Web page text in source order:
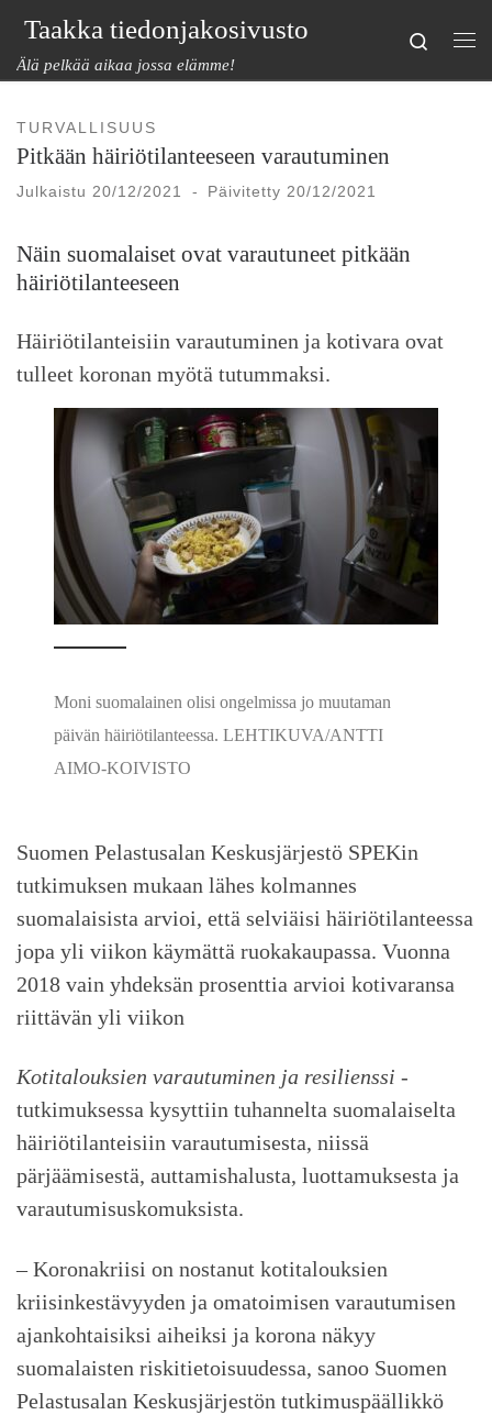
Skip to content
Taakka tiedonjakosivusto
Älä pelkää aikaa jossa elämme!
Search
TURVALLISUUS
Pitkään häiriötilanteeseen varautuminen
Julkaistu 20/12/2021 - Päivitetty 20/12/2021
Näin suomalaiset ovat varautuneet pitkään
häiriötilanteeseen
Häiriötilanteisiin varautuminen ja kotivara ovat
tulleet koronan myötä tutummaksi.
Moni suomalainen olisi ongelmissa jo muutaman
päivän häiriötilanteessa. LEHTIKUVA/ANTTI
AIMO-KOIVISTO
Suomen Pelastusalan Keskusjärjestö SPEKin
tutkimuksen mukaan lähes kolmannes
suomalaisista arvioi, että selviäisi häiriötilanteessa
jopa yli viikon käymättä ruokakaupassa. Vuonna
2018 vain yhdeksän prosenttia arvioi kotivaransa
riittävän yli viikon
Kotitalouksien varautuminen ja resilienssi -
tutkimuksessa kysyttiin tuhannelta suomalaiselta
häiriötilanteisiin varautumisesta, niissä
pärjäämisestä, auttamishalusta, luottamuksesta ja
varautumisuskomuksista.
– Koronakriisi on nostanut kotitalouksien
kriisinkestävyyden ja omatoimisen varautumisen
ajankohtaisiksi aiheiksi ja korona näkyy
suomalaisten riskitietoisuudessa, sanoo Suomen
Pelastusalan Keskusjärjestön tutkimuspäällikkö